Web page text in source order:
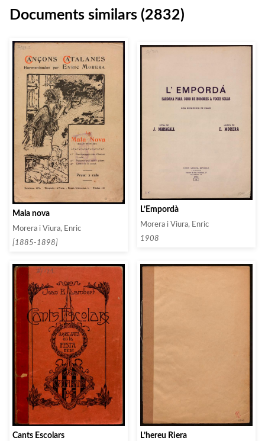
Documents similars (2832)
Mala nova
Morera i Viura, Enric
[1885-1898]
L’Empordà
Morera i Viura, Enric
1908
Cants Escolars L’hereu Riera